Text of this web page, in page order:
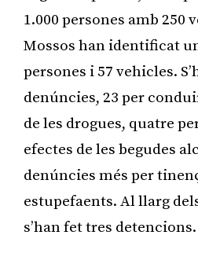
1.000 persones amb 250
Mossos han identificat
persones i 57 vehicles.
denúncies, 23 per
de les drogues, quatre
efectes de les begudes
denúncies més per
estupefaents. Al llarg
s’han fet tres detencions.